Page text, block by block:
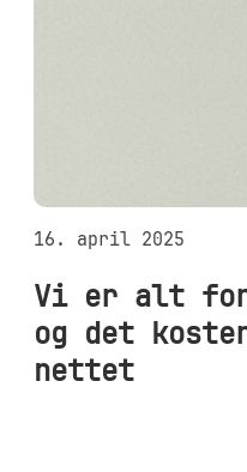
16. april 2025
Vi er alt for
og det
nettet